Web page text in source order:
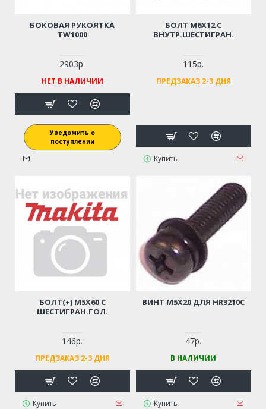
БОКОВАЯ РУКОЯТКА
TW1000
2903р.
НЕТ В НАЛИЧИИ
Уведомить о
поступлении
БОЛТ M6Х12 С
ВНУТР.ШЕСТИГРАН.
115р.
ПРЕДЗАКАЗ 2-3 ДНЯ
Купить
БОЛТ(+) M5Х60 С
ШЕСТИГРАН.ГОЛ.
146р.
ПРЕДЗАКАЗ 2-3 ДНЯ
Купить
ВИНТ M5Х20 ДЛЯ HR3210C
47р.
В НАЛИЧИИ
Купить